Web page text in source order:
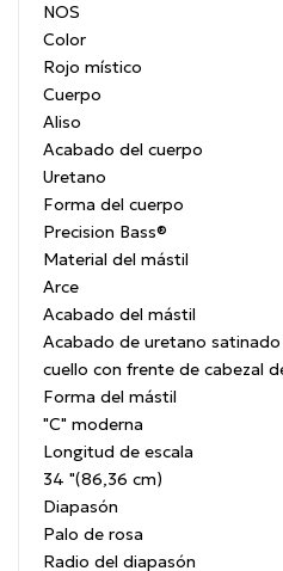
NOS
Color
Rojo místico
Cuerpo
Aliso
Acabado del cuerpo
Uretano
Forma del cuerpo
Precision Bass®
Material del mástil
Arce
Acabado del mástil
Acabado de uretano
cuello con frente de cabezal
Forma del mástil
"C" moderna
Longitud de escala
34 "(86,36 cm)
Diapasón
Palo de rosa
Radio del diapasón